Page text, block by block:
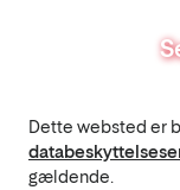
Dette websted er
gældende.